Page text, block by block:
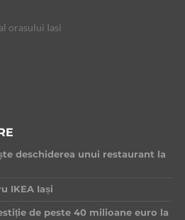
deschiderea unui restaurant la
IKEA Iași
de peste 40 milioane euro la